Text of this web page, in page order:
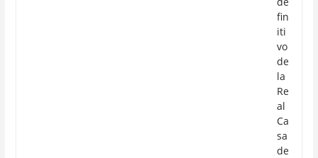
fin
iti
vo
de
la
Re
al
Ca
sa
de